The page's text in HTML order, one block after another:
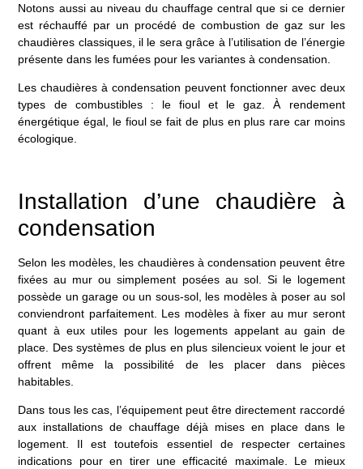
Notons aussi au niveau du chauffage central que si ce dernier
est réchauffé par un procédé de combustion de gaz sur les
chaudières classiques, il le sera grâce à l’utilisation de l’énergie
présente dans les fumées pour lesvariantes à condensation
Les chaudières à condensation peuvent fonctionner avec deux
types de combustibles : le fioul et le gaz. À rendement
énergétique égal, le fioul se fait de plus en plus rare car moins
écologique.
Installation d’une chaudière à
condensation
Selon les modèles, les chaudières à condensation peuvent être
fixées au mur ou simplement posées au sol. Si le logement
possède un garage ou un sous-sol, les modèles à poser au sol
conviendront parfaitement. Les modèles à fixer au mur seront
quant à eux utiles pour les logements appelant au gain de
place. Des systèmes de plus en plus silencieux voient le jour et
offrent même la possibilité de les placer dans pièces
habitables.
Dans tous les cas, l’équipement peut être directement raccordé
aux installations de chauffage déjà mises en place dans le
logement. Il est toutefois essentiel de respecter certaines
indications pour en tirer une efficacité maximale. Le mieux